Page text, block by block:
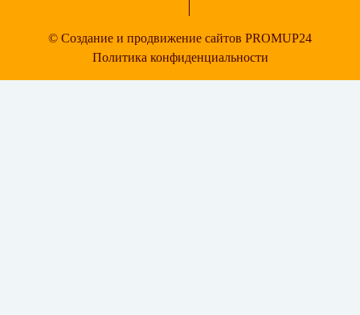
© Создание и продвижение сайтов PROMUP24
Политика конфиденциальности